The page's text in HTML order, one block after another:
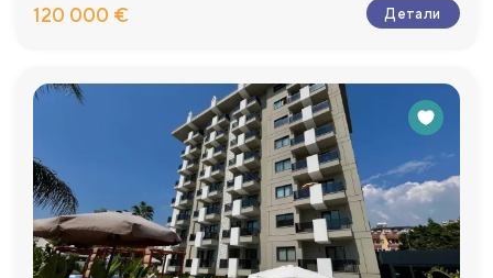
120 000 € Детали